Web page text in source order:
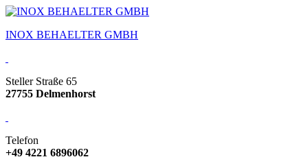
INOX BEHAELTER GMBH
Steller Straße 65
27755 Delmenhorst
Telefon
+49 4221 6896062